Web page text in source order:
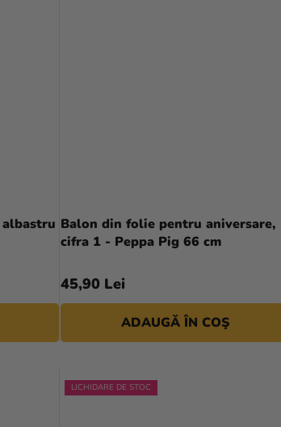
Balon din folie pentru aniversare,
cifra 1 - Peppa Pig 66 cm
45,90 Lei
ADAUGĂ ÎN COŞ
LICHIDARE DE STOC